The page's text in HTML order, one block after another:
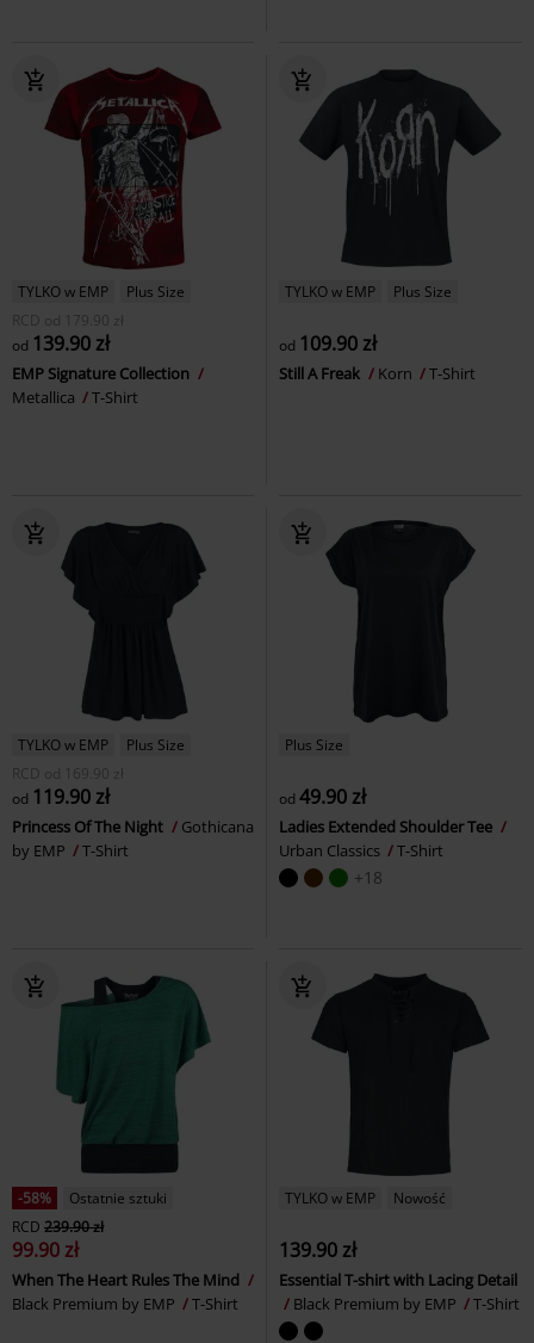
TYLKO w EMP
Plus Size
RCD
od 179.90 zł
od 139.90 zł
EMP Signature Collection
Metallica
T-Shirt
TYLKO w EMP Plus Size
od 109.90 zł
Still A Freak Korn T-Shirt
TYLKO w EMP
Plus Size
RCD
od 169.90 zł
od 119.90 zł
Princess Of The Night
Gothicana
by EMP
T-Shirt
Plus Size
od 49.90 zł
Ladies Extended Shoulder Tee
Urban Classics
T-Shirt
+18
-58%
Ostatnie sztuki
RCD 239.90 zł
99.90 zł
When The Heart Rules The Mind
Black Premium by EMP
T-Shirt
TYLKO w EMP Nowość
139.90 zł
Essential T-shirt with Lacing Detail
Black Premium by EMP
T-Shirt